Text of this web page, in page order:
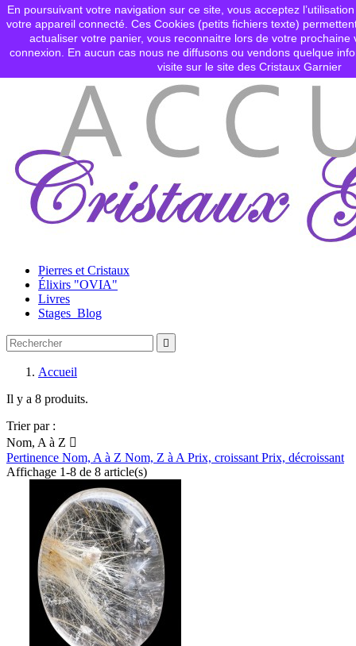
Contactez-nous
 Connexion
shopping_cart Panier (0)
Pierres et Cristaux
Élixirs "OVIA"
Livres
Stages_Blog

Accueil
Il y a 8 produits.
Trier par :
Nom, A à Z 
Pertinence Nom, A à Z Nom, Z à A Prix, croissant Prix, décroissant
Affichage 1-8 de 8 article(s)
En poursuivant votre navigation sur ce site, vous acceptez
votre appareil connecté. Ces Cookies (petits fichiers texte)
actualiser votre panier, vous reconnaitre lors de votre prochaine
connexion. En aucun cas nous ne diffusons ou vendons quelque
visite sur le site des Cristaux Garnier